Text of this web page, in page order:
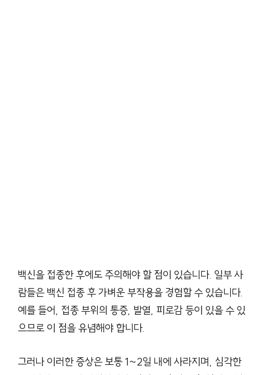
백신을 접종한 후에도 주의해야 할 점이 있습니다. 일부 사
람들은 백신 접종 후 가벼운 부작용을 경험할 수 있습니다.
예를 들어, 접종 부위의 통증, 발열, 피로감 등이 있을 수 있
으므로 이 점을 유념해야 합니다.
그러나 이러한 증상은 보통 1~2일 내에 사라지며, 심각한